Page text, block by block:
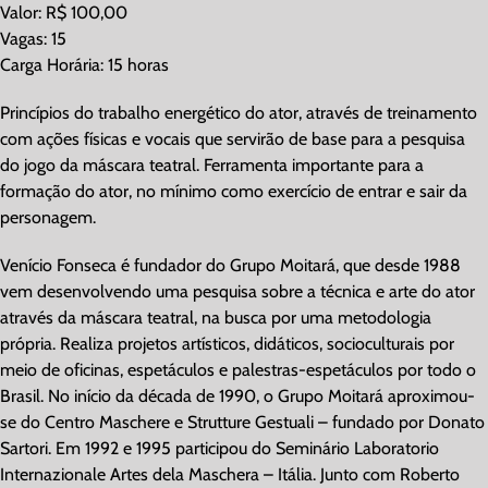
Valor: R$ 100,00
Vagas: 15
Carga Horária: 15 horas
Princípios do trabalho energético do ator, através de treinamento
com ações físicas e vocais que servirão de base para a pesquisa
do jogo da máscara teatral. Ferramenta importante para a
formação do ator, no mínimo como exercício de entrar e sair da
personagem.
Venício Fonseca é fundador do Grupo Moitará, que desde 1988
vem desenvolvendo uma pesquisa sobre a técnica e arte do ator
através da máscara teatral, na busca por uma metodologia
própria. Realiza projetos artísticos, didáticos, socioculturais por
meio de oficinas, espetáculos e palestras-espetáculos por todo o
Brasil. No início da década de 1990, o Grupo Moitará aproximou-
se do Centro Maschere e Strutture Gestuali – fundado por Donato
Sartori. Em 1992 e 1995 participou do Seminário Laboratorio
Internazionale Artes dela Maschera – Itália. Junto com Roberto